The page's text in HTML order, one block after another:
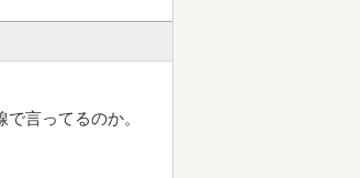
言ってるのか。